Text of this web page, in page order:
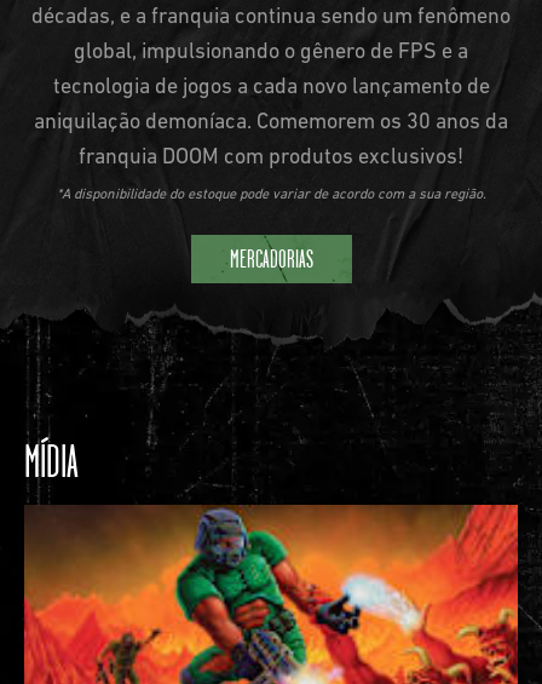
décadas, e a franquia continua sendo um fenômeno
global, impulsionando o gênero de FPS e a
tecnologia de jogos a cada novo lançamento de
aniquilação demoníaca. Comemorem os 30 anos da
franquia DOOM com produtos exclusivos!
*A disponibilidade do estoque pode variar de acordo com a sua região.
MERCADORIAS
MÍDIA